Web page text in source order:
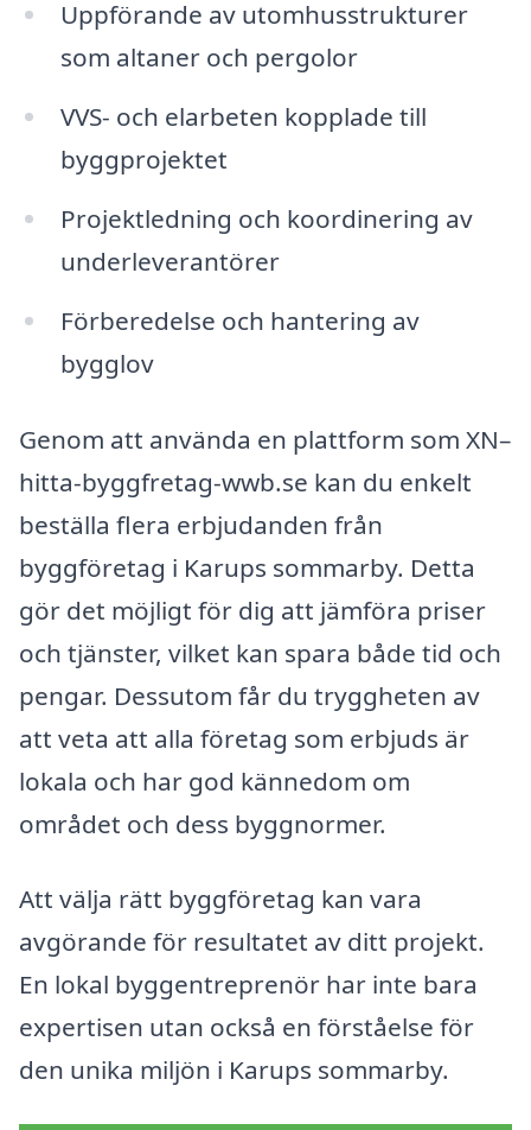
Uppförande av utomhusstrukturer
som altaner och pergolor
VVS- och elarbeten kopplade till
byggprojektet
Projektledning och koordinering av
underleverantörer
Förberedelse och hantering av
bygglov
Genom att använda en plattform som XN–
hitta-byggfretag-wwb.se kan du enkelt
beställa flera erbjudanden från
byggföretag i Karups sommarby. Detta
gör det möjligt för dig att jämföra priser
och tjänster, vilket kan spara både tid och
pengar. Dessutom får du tryggheten av
att veta att alla företag som erbjuds är
lokala och har god kännedom om
området och dess byggnormer.
Att välja rätt byggföretag kan vara
avgörande för resultatet av ditt projekt.
En lokal byggentreprenör har inte bara
expertisen utan också en förståelse för
den unika miljön i Karups sommarby.